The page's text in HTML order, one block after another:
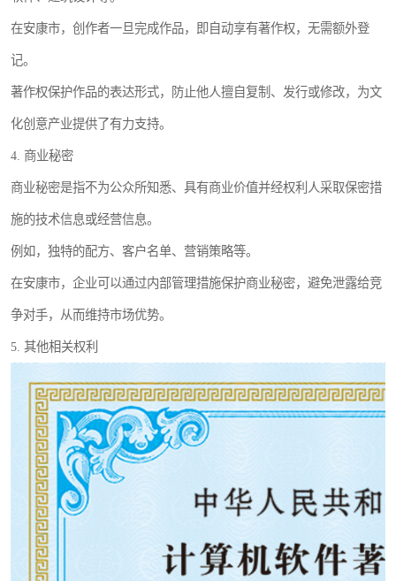
在安康市，创作者一旦完成作品，即自动享有著作权，无需额外登
记。
著作权保护作品的表达形式，防止他人擅自复制、发行或修改，为文
化创意产业提供了有力支持。
4. 商业秘密
商业秘密是指不为公众所知悉、具有商业价值并经权利人采取保密措
施的技术信息或经营信息。
例如，独特的配方、客户名单、营销策略等。
在安康市，企业可以通过内部管理措施保护商业秘密，避免泄露给竞
争对手，从而维持市场优势。
5. 其他相关权利